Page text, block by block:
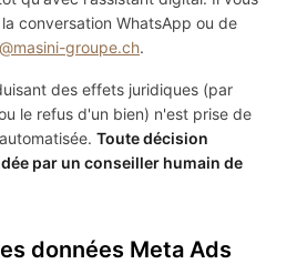
conversation WhatsApp ou de
groupe.ch.
des effets juridiques (par
le refus d'un bien) n'est prise de
Toute décision
par un conseiller humain de
données Meta Ads